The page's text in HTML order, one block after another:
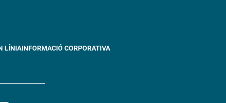
LÍNIAINFORMACIÓ CORPORATIVA